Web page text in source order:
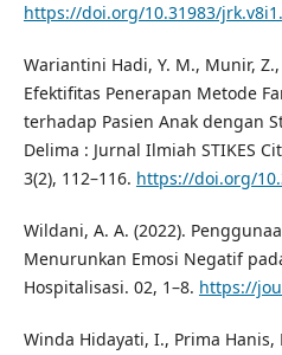
https://doi.org/10.31983/
Wariantini Hadi, Y. M., Munir, Z.,
Efektifitas Penerapan Metode
terhadap Pasien Anak dengan
Delima : Jurnal Ilmiah STIKES
3(2), 112–116. https://doi.org/
Wildani, A. A. (2022).
Menurunkan Emosi Negatif
Hospitalisasi. 02, 1–8. https://
Winda Hidayati, I., Prima Hanis,